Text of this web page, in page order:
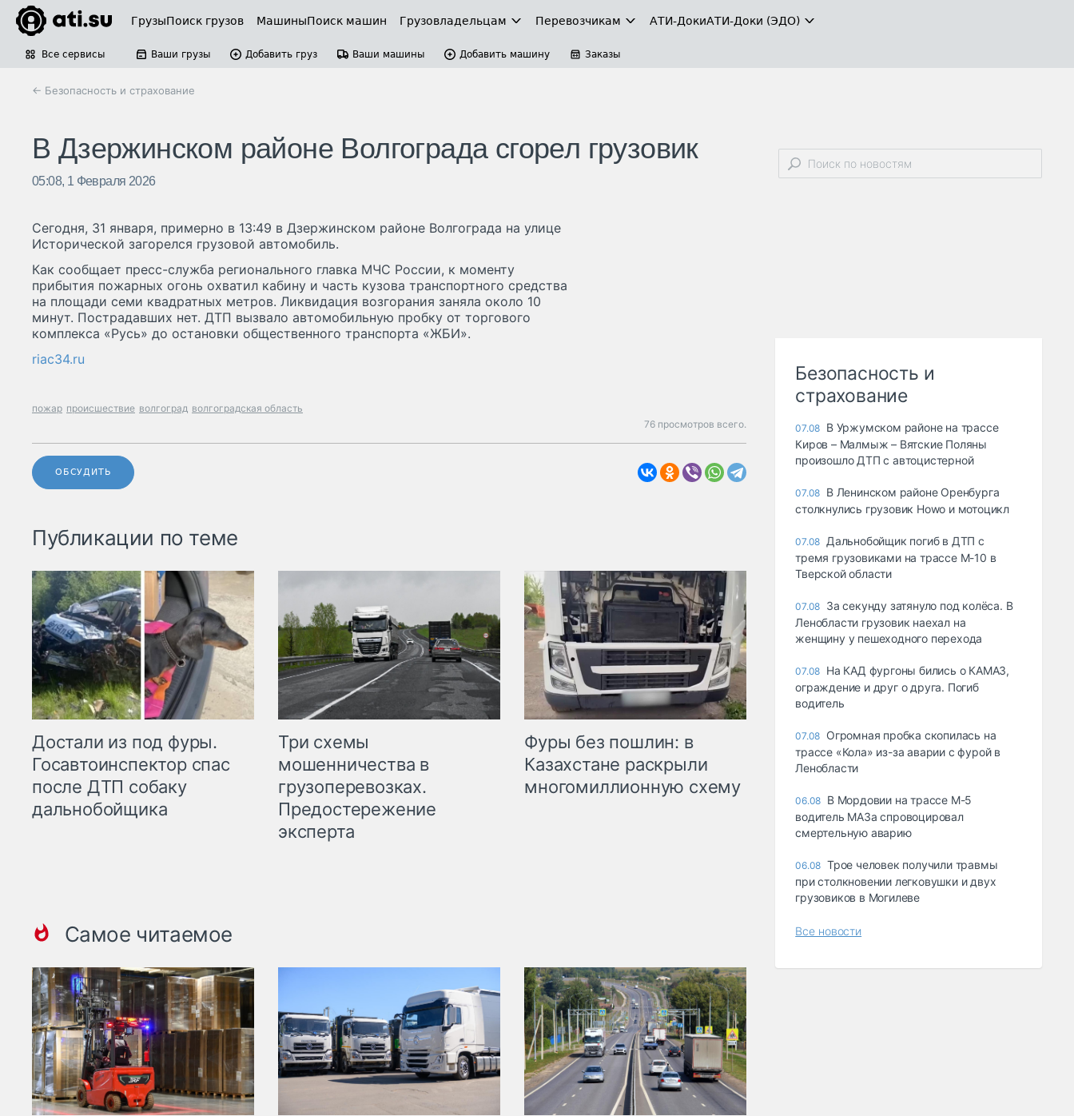
ГрузыПоиск грузов МашиныПоиск машин Грузовладельцам Перевозчикам АТИ-ДокиАТИ-Доки (ЭДО)
Все сервисы Ваши грузы Добавить груз Ваши машины Добавить машину Заказы
← Безопасность и страхование
В Дзержинском районе Волгограда сгорел грузовик
05:08, 1 Февраля 2026
Сегодня, 31 января, примерно в 13:49 в Дзержинском районе Волгограда на улице
Исторической загорелся грузовой автомобиль.
Как сообщает пресс-служба регионального главка МЧС России, к моменту
прибытия пожарных огонь охватил кабину и часть кузова транспортного средства
на площади семи квадратных метров. Ликвидация возгорания заняла около 10
минут. Пострадавших нет. ДТП вызвало автомобильную пробку от торгового
комплекса «Русь» до остановки общественного транспорта «ЖБИ».
riac34.ru
пожар происшествие волгоград волгоградская область
76 просмотров всего.
ОБСУДИТЬ
Публикации по теме
Достали из под фуры.
Госавтоинспектор спас
после ДТП собаку
дальнобойщика
Три схемы
мошенничества в
грузоперевозках.
Предостережение
эксперта
Фуры без пошлин: в
Казахстане раскрыли
многомиллионную схему
Самое читаемое
Безопасность и
страхование
07.08 В Уржумском районе на трассе
Киров – Малмыж – Вятские Поляны
произошло ДТП с автоцистерной
07.08 В Ленинском районе Оренбурга
столкнулись грузовик Howo и мотоцикл
07.08 Дальнобойщик погиб в ДТП с
тремя грузовиками на трассе М-10 в
Тверской области
07.08 За секунду затянуло под колёса. В
Ленобласти грузовик наехал на
женщину у пешеходного перехода
07.08 На КАД фургоны бились о КАМАЗ,
ограждение и друг о друга. Погиб
водитель
07.08 Огромная пробка скопилась на
трассе «Кола» из-за аварии с фурой в
Ленобласти
06.08 В Мордовии на трассе М-5
водитель МАЗа спровоцировал
смертельную аварию
06.08 Трое человек получили травмы
при столкновении легковушки и двух
грузовиков в Могилеве
Все новости